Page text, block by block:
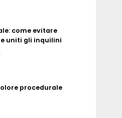
come evitare
uniti gli inquilini
procedurale